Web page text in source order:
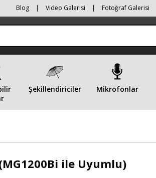
Blog | Video Galerisi | Fotoğraf Galerisi
Şekillendiriciler Mikrofonlar
ile Uyumlu)